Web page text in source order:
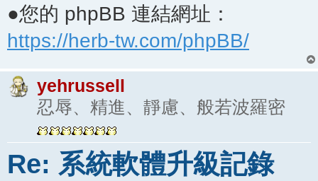
●您的 phpBB 連結網址：
https://herb-tw.com/phpBB/
yehrussell
忍辱、精進、靜慮、般若波羅密
Re: 系統軟體升級記錄